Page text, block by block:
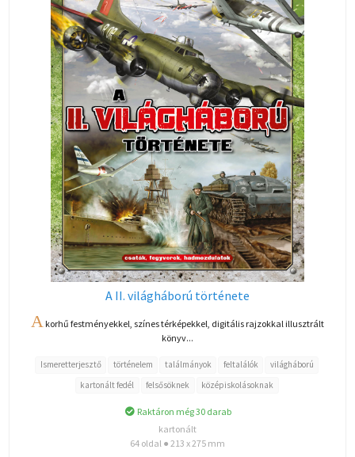
A II. világháború története
A korhű festményekkel, színes térképekkel, digitális rajzokkal illusztrált
könyv...
Ismeretterjesztő történelem találmányok feltalálók
világháború
kartonált fedél
felsősöknek középiskolásoknak
Raktáron még 30 darab
kartonált
64 oldal ● 213 x 275 mm